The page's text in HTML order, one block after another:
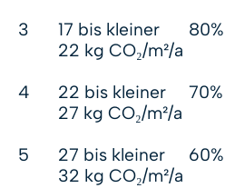
3
17 bis kleiner
22 kg CO₂/m²/a
80%
4
22 bis kleiner
27 kg CO₂/m²/a
70%
5
27 bis kleiner
32 kg CO₂/m²/a
60%